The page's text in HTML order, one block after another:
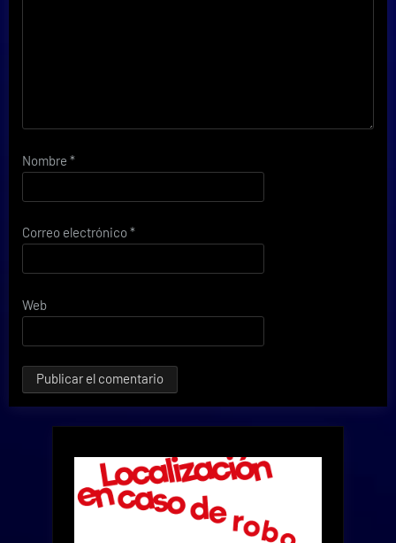
Nombre *
Correo electrónico*
Web